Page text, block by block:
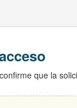
que la